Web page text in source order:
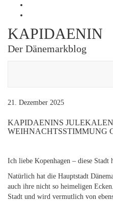
auf
Facebook
kapidaenin
auf
KAPIDAENIN
Der Dänemarkblog
21. Dezember 2025
KAPIDAENINS
WEIHNACHTSSTIMMUNG
Ich liebe Kopenhagen – diese Stadt
Natürlich hat die Hauptstadt
auch ihre nicht so heimeligen
Stadt und wird vermutlich von